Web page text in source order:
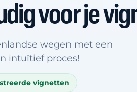
voor je
wegen met een
intuïtief proces!
vignetten